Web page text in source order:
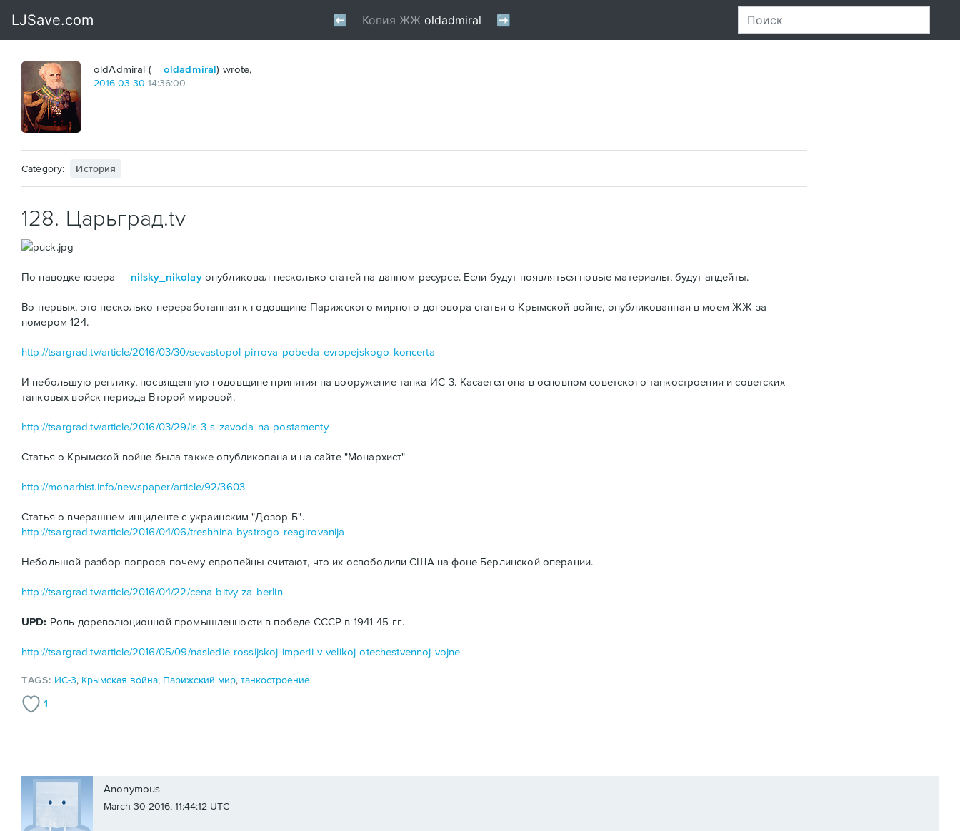
oldAdmiral ( oldadmiral) wrote,
2016-03-30 14:36:00
Category: История
128. Царьград.tv
По наводке юзера nilsky_nikolayопубликовал несколько статей на данном ресурсе. Если будут появляться новые материалы, будут апдейты.
Во-первых, это несколько переработанная к годовщине Парижского мирного договора статья о Крымской войне, опубликованная в моем ЖЖ за
номером 124.
http://tsargrad.tv/article/2016/03/30/sevastopol-pirrova-pobeda-evropejskogo-koncerta
И небольшую реплику, посвященную годовщине принятия на вооружение танка ИС-3. Касается она в основном советского танкостроения и советских
танковых войск периода Второй мировой.
http://tsargrad.tv/article/2016/03/29/is-3-s-zavoda-na-postamenty
Статья о Крымской войне была также опубликована и на сайте "Монархист"
http://monarhist.info/newspaper/article/92/3603
Статья о вчерашнем инциденте с украинским "Дозор-Б".
http://tsargrad.tv/article/2016/04/06/treshhina-bystrogo-reagirovanija
Небольшой разбор вопроса почему европейцы считают, что их освободили США на фоне Берлинской операции.
http://tsargrad.tv/article/2016/04/22/cena-bitvy-za-berlin
UPD: Роль дореволюционной промышленности в победе СССР в 1941-45 гг.
http://tsargrad.tv/article/2016/05/09/nasledie-rossijskoj-imperii-v-velikoj-otechestvennoj-vojne
TAGS: ИС-3, Крымская война, Парижский мир,танкостроение
1
Anonymous
March 30 2016, 11:44:12 UTC